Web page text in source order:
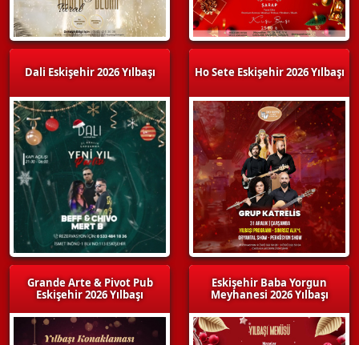
Dali Eskişehir 2026 Yılbaşı
Grande Arte & Pivot Pub
Eskişehir 2026 Yılbaşı
Ho Sete Eskişehir 2026 Yılbaşı
Eskişehir Baba Yorgun
Meyhanesi 2026 Yılbaşı